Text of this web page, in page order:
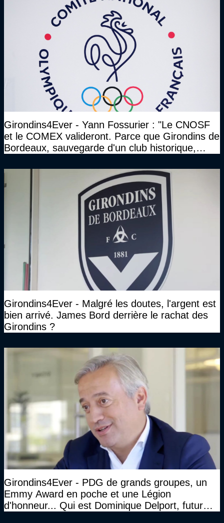
Girondins4Ever - Yann Fossurier : "Le CNOSF
et le COMEX valideront. Parce que Girondins de
Bordeaux, sauvegarde d'un club historique,
Girondins4Ever - Malgré les doutes, l'argent est
bien arrivé. James Bord derrière le rachat des
Girondins ?
Girondins4Ever - PDG de grands groupes, un
Emmy Award en poche et une Légion
d'honneur... Qui est Dominique Delport, futur